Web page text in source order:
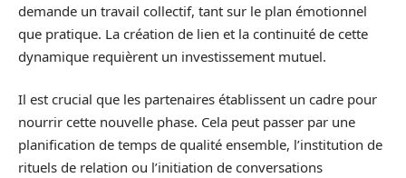
demande un travail collectif, tant sur le plan émotionnel
que pratique. La création de lien et la continuité de cette
dynamique requièrent un investissement mutuel.
Il est crucial que les partenaires établissent un cadre pour
nourrir cette nouvelle phase. Cela peut passer par une
planification de temps de qualité ensemble, l’institution de
rituels de relation ou l’initiation de conversations